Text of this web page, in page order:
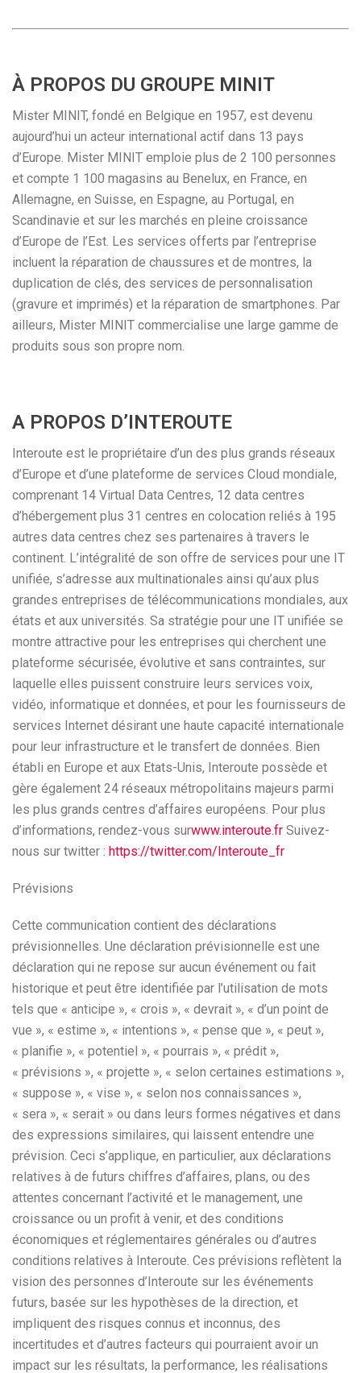
À PROPOS DU GROUPE MINIT
Mister MINIT, fondé en Belgique en 1957, est devenu
aujourd’hui un acteur international actif dans 13 pays
d’Europe. Mister MINIT emploie plus de 2 100 personnes
et compte 1 100 magasins au Benelux, en France, en
Allemagne, en Suisse, en Espagne, au Portugal, en
Scandinavie et sur les marchés en pleine croissance
d’Europe de l’Est. Les services offerts par l’entreprise
incluent la réparation de chaussures et de montres, la
duplication de clés, des services de personnalisation
(gravure et imprimés) et la réparation de smartphones. Par
ailleurs, Mister MINIT commercialise une large gamme de
produits sous son propre nom.
A PROPOS D’INTEROUTE
Interoute est le propriétaire d’un des plus grands réseaux
d’Europe et d’une plateforme de services Cloud mondiale,
comprenant 14 Virtual Data Centres, 12 data centres
d’hébergement plus 31 centres en colocation reliés à 195
autres data centres chez ses partenaires à travers le
continent. L’intégralité de son offre de services pour une IT
unifiée, s’adresse aux multinationales ainsi qu’aux plus
grandes entreprises de télécommunications mondiales, aux
états et aux universités. Sa stratégie pour une IT unifiée se
montre attractive pour les entreprises qui cherchent une
plateforme sécurisée, évolutive et sans contraintes, sur
laquelle elles puissent construire leurs services voix,
vidéo, informatique et données, et pour les fournisseurs de
services Internet désirant une haute capacité internationale
pour leur infrastructure et le transfert de données. Bien
établi en Europe et aux Etats-Unis, Interoute possède et
gère également 24 réseaux métropolitains majeurs parmi
les plus grands centres d’affaires européens. Pour plus
d’informations, rendez-vous surwww.interoute.fr Suivez-
nous sur twitter : https://twitter.com/Interoute_fr
Prévisions
Cette communication contient des déclarations
prévisionnelles. Une déclaration prévisionnelle est une
déclaration qui ne repose sur aucun événement ou fait
historique et peut être identifiée par l’utilisation de mots
tels que « anticipe », « crois », « devrait », « d’un point de
vue », « estime », « intentions », « pense que », « peut »,
« planifie », « potentiel », « pourrais », « prédit »,
« prévisions », « projette », « selon certaines estimations »,
« suppose », « vise », « selon nos connaissances »,
« sera », « serait » ou dans leurs formes négatives et dans
des expressions similaires, qui laissent entendre une
prévision. Ceci s’applique, en particulier, aux déclarations
relatives à de futurs chiffres d’affaires, plans, ou des
attentes concernant l’activité et le management, une
croissance ou un profit à venir, et des conditions
économiques et réglementaires générales ou d’autres
conditions relatives à Interoute. Ces prévisions reflètent la
vision des personnes d’Interoute sur les événements
futurs, basée sur les hypothèses de la direction, et
impliquent des risques connus et inconnus, des
incertitudes et d’autres facteurs qui pourraient avoir un
impact sur les résultats, la performance, les réalisations